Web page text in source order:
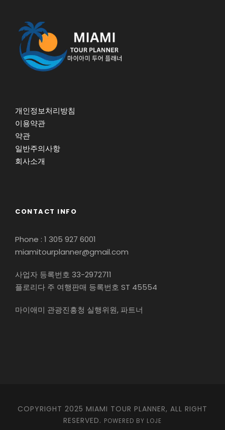
개인정보처리방침
이용약관
약관
일반주의사항
회사소개
CONTACT INFO
Phone : 1 305 927 6001
miamitourplanner@gmail.com
사업자 등록번호 33-2972711
플로리다 주 여행판매 등록번호 ST 45554
마이애미 관광진흥청 실행위원, 파트너
COPYRIGHT 2025 MIAMI TOUR PLANNER, ALL RIGHT
RESERVED. POWERED BY LOJE